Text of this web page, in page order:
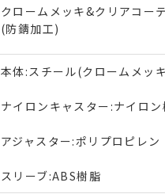
クロームメッキ&クリアコー
(防錆加工)
本体:スチール(クロームメッ
ナイロンキャスター:ナイロン
アジャスター:ポリプロピレン
スリーブ:ABS樹脂